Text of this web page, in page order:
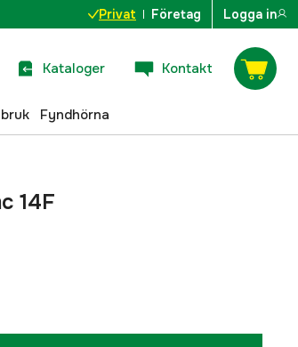
Privat Företag Logga in
Kataloger Kontakt
Fyndhörna
14F